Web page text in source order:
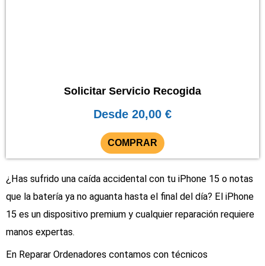
Solicitar Servicio Recogida
Desde 20,00 €
COMPRAR
se
en
la
página
de
producto
¿Has sufrido una caída accidental con tu iPhone 15 o notas
que la batería ya no aguanta hasta el final del día? El iPhone
15 es un dispositivo premium y cualquier reparación requiere
manos expertas.
En Reparar Ordenadores contamos con técnicos